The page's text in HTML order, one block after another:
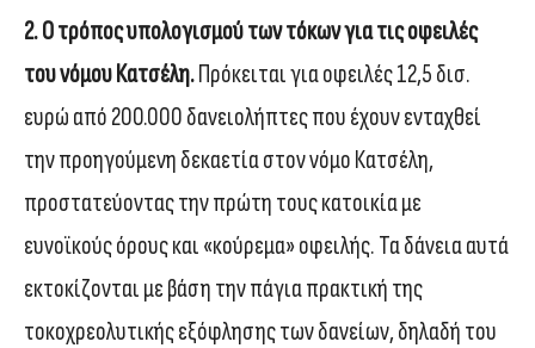
2. Ο τρόπος υπολογισμού των τόκων για τις οφειλές
του νόμου Κατσέλη.Πρόκειται για οφειλές 12,5 δισ.
ευρώ από 200.000 δανειολήπτες που έχουν ενταχθεί
την προηγούμενη δεκαετία στον νόμο Κατσέλη,
προστατεύοντας την πρώτη τους κατοικία με
ευνοϊκούς όρους και «κούρεμα» οφειλής. Τα δάνεια αυτά
εκτοκίζονται με βάση την πάγια πρακτική της
τοκοχρεολυτικής εξόφλησης των δανείων, δηλαδή του